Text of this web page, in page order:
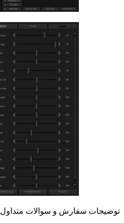
توضیحات سفارش و سوالات متداول